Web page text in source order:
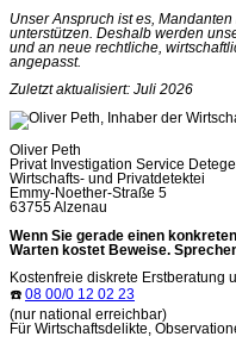
Unser Anspruch ist es,
unterstützen. Deshalb werden
und an neue rechtliche,
angepasst.
Zuletzt aktualisiert: Juli 2026
Oliver Peth
Privat Investigation Service
Wirtschafts- und Privatdetektei
Emmy-Noether-Straße 5
63755 Alzenau
Wenn Sie gerade einen
Warten kostet Beweise.
Kostenfreie diskrete Erstberatung
☎️ 08 00/0 12 02 23
(nur national erreichbar)
Für Wirtschaftsdelikte,